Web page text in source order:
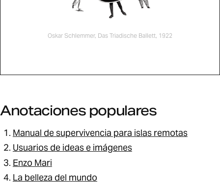
Oskar Schlemmer, Das Triadische Ballett, 1922
Anotaciones populares
Manual de supervivencia para islas remotas
Usuarios de ideas e imágenes
Enzo Mari
La belleza del mundo